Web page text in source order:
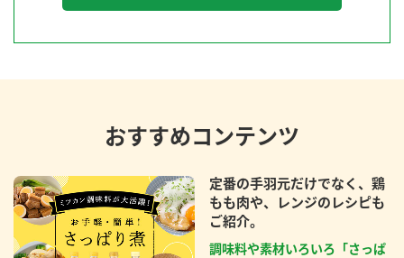
おすすめコンテンツ
定番の手羽元だけでなく、鶏
もも肉や、レンジのレシピも
ご紹介。
調味料や素材いろいろ「さっぱ